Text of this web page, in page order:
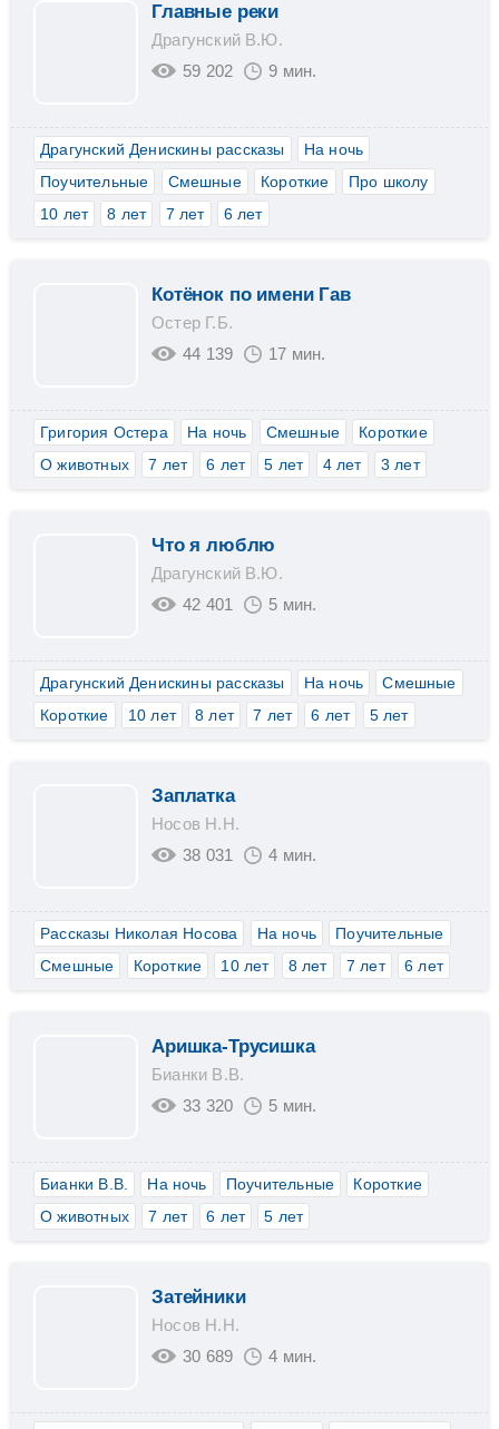
Главные реки
Драгунский В.Ю.
59 202
9 мин.
Драгунский Денискины рассказы
На ночь
Поучительные
Смешные Короткие
Про школу
10 лет
8 лет 7 лет 6 лет
Котёнок по имени Гав
Остер Г.Б.
44 139
17 мин.
Григория Остера На ночь Смешные
Короткие
О животных
7 лет 6 лет 5 лет 4 лет 3 лет
Что я люблю
Драгунский В.Ю.
42 401
5 мин.
Драгунский Денискины рассказы На ночь
Смешные
Короткие
10 лет 8 лет 7 лет 6 лет 5 лет
Заплатка
Носов Н.Н.
38 031
4 мин.
Рассказы Николая Носова На ночь
Поучительные
Смешные
Короткие 10 лет 8 лет 7 лет 6 лет
Аришка-Трусишка
Бианки В.В.
33 320
5 мин.
Бианки В.В. На ночь Поучительные
Короткие
О животных
7 лет 6 лет 5 лет
Затейники
Носов Н.Н.
30 689
4 мин.